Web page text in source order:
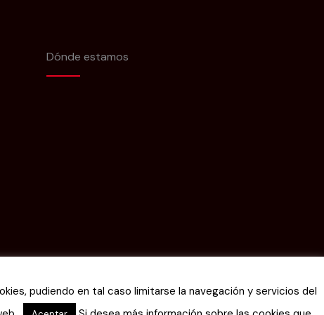
Dónde estamos
pudiendo en tal caso limitarse la navegación y servicios del